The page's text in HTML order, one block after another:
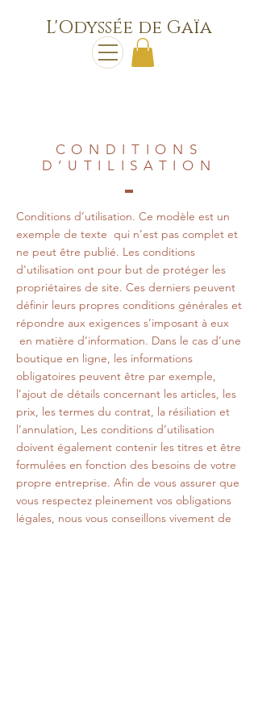
L'Odyssée de Gaïa
CONDITIONS
D’UTILISATION
Conditions d’utilisation. Ce modèle est un
exemple de texte qui n’est pas complet et
ne peut être publié. Les conditions
d'utilisation ont pour but de protéger les
propriétaires de site. Ces derniers peuvent
définir leurs propres conditions générales et
répondre aux exigences s’imposant à eux
en matière d’information. Dans le cas d’une
boutique en ligne, les informations
obligatoires peuvent être par exemple,
l’ajout de détails concernant les articles, les
prix, les termes du contrat, la résiliation et
l’annulation, Les conditions d’utilisation
doivent également contenir les titres et être
formulées en fonction des besoins de votre
propre entreprise. Afin de vous assurer que
vous respectez pleinement vos obligations
légales, nous vous conseillons vivement de